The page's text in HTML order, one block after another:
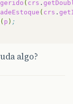
( crs .
( crs .
( p ) ;
algo?